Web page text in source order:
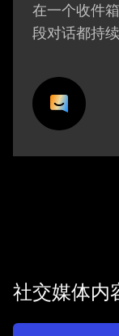
在一个收件
段对话都持续
社交媒体内